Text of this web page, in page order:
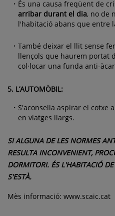
És una causa freqüent de
arribar durant el dia, no de
l'habitació abans que entre
També deixar el llit sense
llençols que haurem portat
col·locar una funda anti-
5. L’AUTOMÒBIL:
S'aconsella aspirar el cotxe
en viatges llargs.
SI ALGUNA DE LES NORMES
RESULTA INCONVENIENT,
DORMITORI. ÉS L'HABITACIÓ
S'ESTÀ.
Mès informació: www.scaic.cat